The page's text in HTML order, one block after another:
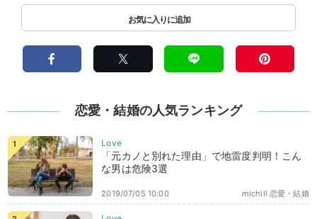
恋愛・結婚の人気ランキング
「元カノと別れた理由」で地雷度判明！こん
な男は危険3選
michill 恋愛・結婚
2019/07/05 10:00